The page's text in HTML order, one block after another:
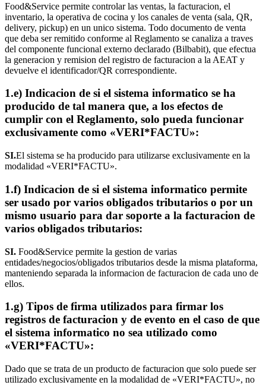
Food&Service permite controlar las ventas, la facturacion, el
inventario, la operativa de cocina y los canales de venta (sala, QR,
delivery, pickup) en un unico sistema. Todo documento de venta
que deba ser remitido conforme al Reglamento se canaliza a traves
del componente funcional externo declarado (Bilbabit), que efectua
la generacion y remision del registro de facturacion a la AEAT y
devuelve el identificador/QR correspondiente.
1.e) Indicacion de si el sistema informatico se ha
producido de tal manera que, a los efectos de
cumplir con el Reglamento, solo pueda funcionar
exclusivamente como «VERI*FACTU»:
SI.El sistema se ha producido para utilizarse exclusivamente en la
modalidad «VERI*FACTU».
1.f) Indicacion de si el sistema informatico permite
ser usado por varios obligados tributarios o por un
mismo usuario para dar soporte a la facturacion de
varios obligados tributarios:
SI. Food&Service permite la gestion de varias
entidades/negocios/obligados tributarios desde la misma plataforma,
manteniendo separada la informacion de facturacion de cada uno de
ellos.
1.g) Tipos de firma utilizados para firmar los
registros de facturacion y de evento en el caso de que
el sistema informatico no sea utilizado como
«VERI*FACTU»:
Dado que se trata de un producto de facturacion que solo puede ser
utilizado exclusivamente en la modalidad de «VERI*FACTU», no